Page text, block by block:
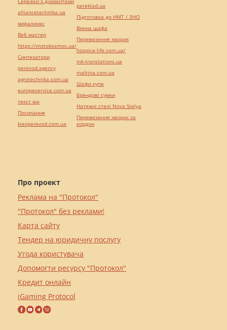
Про проект
Реклама на "Протокол"
"Протокол" без реклами!
Карта сайту
Тендер на юридичну послугу
Угода користувача
Допомогти ресурсу "Протокол"
Кредит онлайн
iGaming Protocol
alliancetechnika.ua
миралинкс
Веб мастер
https://motokosmos.ua/
Синтезатори
perevod.agency
agrotechnika.com.ua
europeservice.com.ua
текст юа
Посилання
kievperevod.com.ua
pereklad.ua
Підготовка до НМТ / ЗНО
Винна шафа
Перевезення хворих
hospice-life.com.ua/
mk-translations.ua
maltina.com.ua
Шафи купе
Брендові сумки
Натяжні стелі Nova Stelya
Перевезення хворих за
кордон